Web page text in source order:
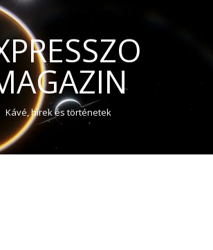
Kávé, hírek és történetek